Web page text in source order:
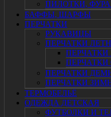
ПИЛОТКИ,
БАФФЫ, ШАРФЫ
ПЕРЧАТКИ
РУКАВИЦЫ
ПЕРЧАТКИ
ПЕРЧАТКИ
ПЕРЧАТКИ
ТЕРМОБЕЛЬЁ
ОДЕЖДА ДЕТСКАЯ
ФУТБОЛКИ И